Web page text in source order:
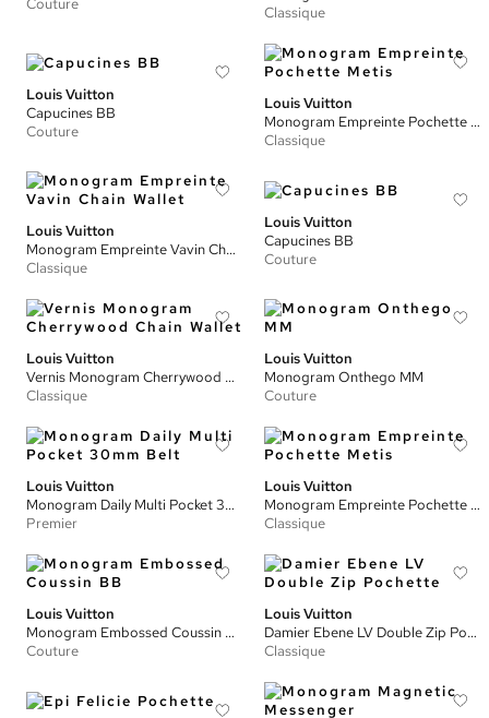
Classique
Louis Vuitton
Capucines BB
Couture
Louis Vuitton
Monogram Empreinte Pochette Metis
Classique
Louis Vuitton
Monogram Empreinte Vavin Chain Wallet
Classique
Louis Vuitton
Capucines BB
Couture
Louis Vuitton
Vernis Monogram Cherrywood Chain Wallet
Classique
Louis Vuitton
Monogram Onthego MM
Couture
Louis Vuitton
Monogram Daily Multi Pocket 30mm Belt
Premier
Louis Vuitton
Monogram Empreinte Pochette Metis
Classique
Louis Vuitton
Monogram Embossed Coussin BB
Couture
Louis Vuitton
Damier Ebene LV Double Zip Pochette
Classique